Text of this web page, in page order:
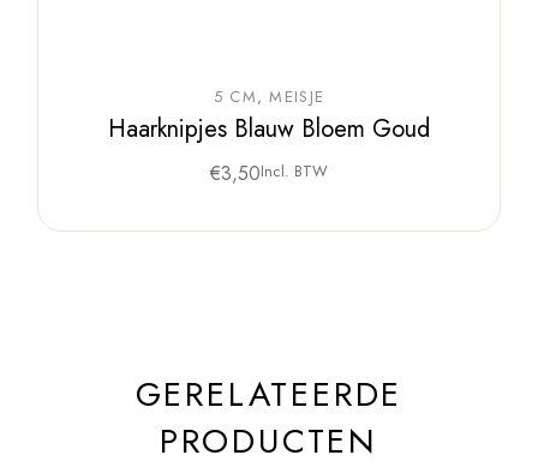
5 CM MEISJE
Haarknipjes Blauw Bloem Goud
€3,50Incl. BTW
GERELATEERDE
PRODUCTEN